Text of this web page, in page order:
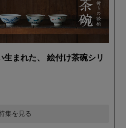
生まれた、 絵付け茶碗シリ
集を見る